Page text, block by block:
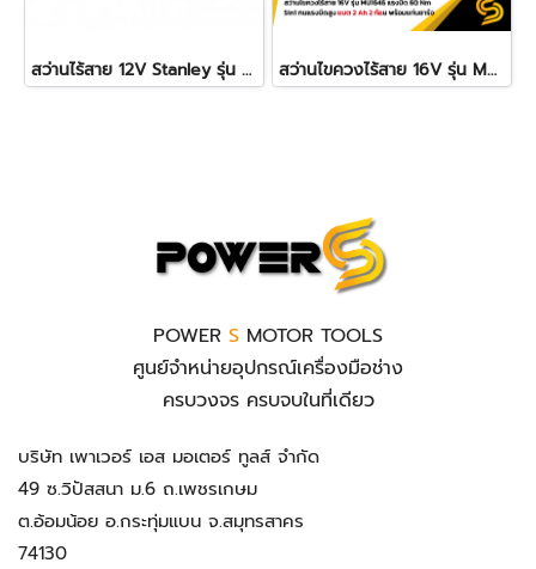
สว่านไร้สาย 12V Stanley รุ่น SCD121S2K สว่านไขควงไร้สาย 16V รุ่น MU1646 SUMO แรงบิดสูง 60 Nm DUTY CYCLE 100% รอบสูงสุด 2100RPM หัวไขควงเกรดพรีเมียม
POWER S MOTOR TOOLS
ศูนย์จำหน่ายอุปกรณ์เครื่องมือช่าง
ครบวงจร ครบจบในที่เดียว
บริษัท เพาเวอร์ เอส มอเตอร์ ทูลส์ จำกัด
49 ซ.วิปัสสนา ม.6 ถ.เพชรเกษม
ต.อ้อมน้อย อ.กระทุ่มแบน จ.สมุทรสาคร
74130